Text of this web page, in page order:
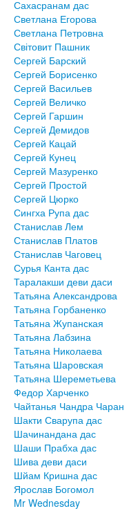
Сахасранам дас
Светлана Егорова
Светлана Петровна
Світовит Пашник
Сергей Барский
Сергей Борисенко
Сергей Васильев
Сергей Величко
Сергей Гаршин
Сергей Демидов
Сергей Кацай
Сергей Кунец
Сергей Мазуренко
Сергей Простой
Сергей Цюрко
Сингха Рупа дас
Станислав Лем
Станислав Платов
Станислав Чаговец
Сурья Канта дас
Таралакши деви даси
Татьяна Александрова
Татьяна Горбаненко
Татьяна Жупанская
Татьяна Лабзина
Татьяна Николаева
Татьяна Шаровская
Татьяна Шереметьева
Федор Харченко
Чайтанья Чандра Чаран
Шакти Сварупа дас
Шачинандана дас
Шаши Прабха дас
Шива деви даси
Шйам Кришна дас
Ярослав Богомол
Mr Wednesday